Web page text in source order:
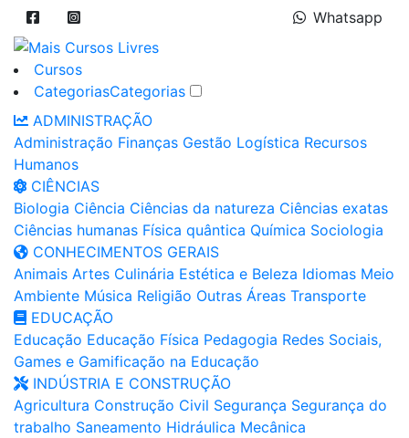
Whatsapp
Cursos
CategoriasCategorias
ADMINISTRAÇÃO
Administração Finanças Gestão Logística Recursos
Humanos
CIÊNCIAS
Biologia Ciência Ciências da natureza Ciências exatas
Ciências humanas Física quântica Química Sociologia
CONHECIMENTOS GERAIS
Animais Artes Culinária Estética e Beleza Idiomas Meio
Ambiente Música Religião Outras Áreas Transporte
EDUCAÇÃO
Educação Educação Física Pedagogia Redes Sociais,
Games e Gamificação na Educação
INDÚSTRIA E CONSTRUÇÃO
Agricultura Construção Civil Segurança Segurança do
trabalho Saneamento Hidráulica Mecânica